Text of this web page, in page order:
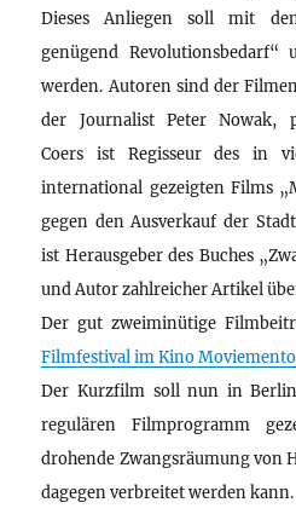
Dieses Anliegen soll mit
genügend
werden. Autoren sind der
der Journalist Peter Nowak,
Coers ist Regisseur des in
international gezeigten Films
gegen den Ausverkauf der
ist Herausgeber des Buches
und Autor zahlreicher Artikel
Der gut zweiminütige
Filmfestival im Kino
Der Kurzfilm soll nun in
regulären Filmprogramm
drohende Zwangsräumung von
dagegen verbreitet werden kann.